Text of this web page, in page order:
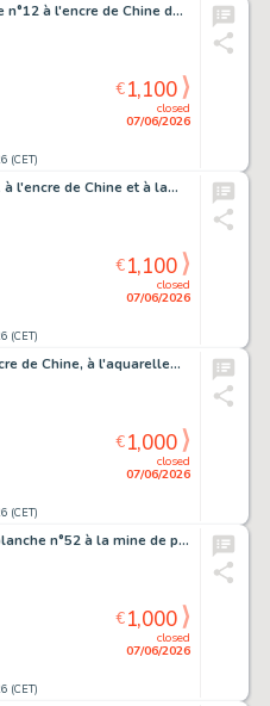
Durango, planche n°12 à l'encre de Chine de…
(CET)
closed
07/06/2026
€1,100
à l'encre de Chine et à la…
(CET)
closed
07/06/2026
€1,100
de Chine, à l'aquarelle…
(CET)
closed
07/06/2026
€1,000
Lune de guerre, planche n°52 à la mine de plomb…
(CET)
closed
07/06/2026
€1,000